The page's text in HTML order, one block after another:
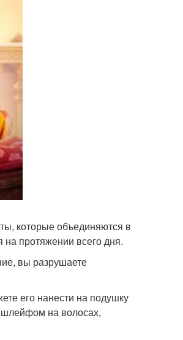
которые объединяются в
на протяжении всего дня.
вы разрушаете
его нанести на подушку
шлейфом на волосах,